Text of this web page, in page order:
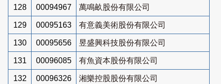
128 00094967 萬鳴畝股份有限公司
129 00095163 有意義美術股份有限公司
130 00095656 昱盛興科技股份有限公司
131 00096085 有魚資本股份有限公司
132 00096326 湘樂控股股份有限公司